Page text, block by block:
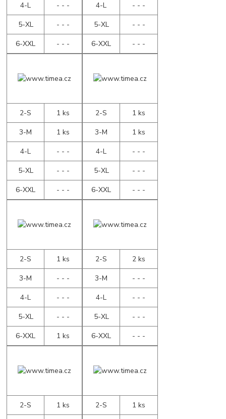
4-L
- - -
5-XL
- - -
6-XXL
- - -
4-L
- - -
5-XL
- - -
6-XXL
- - -
2-S
1 ks
3-M
1 ks
4-L
- - -
5-XL
- - -
6-XXL
- - -
2-S
1 ks
3-M
1 ks
4-L
- - -
5-XL
- - -
6-XXL
- - -
2-S
1 ks
3-M
- - -
4-L
- - -
5-XL
- - -
6-XXL
1 ks
2-S
2 ks
3-M
- - -
4-L
- - -
5-XL
- - -
6-XXL
- - -
2-S
1 ks
2-S
1 ks